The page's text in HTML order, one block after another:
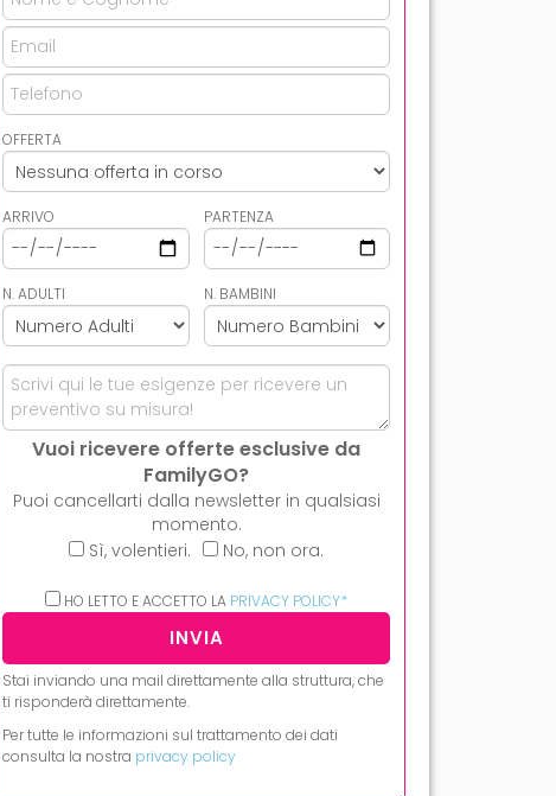
OFFERTA
ARRIVO PARTENZA
N. ADULTI N. BAMBINI
Vuoi ricevere offerte esclusive da
FamilyGO?
Puoi cancellarti dalla newsletter in qualsiasi
momento.
Sì, volentieri.
No, non ora.
HO LETTO E ACCETTO LA PRIVACY POLICY*
Stai inviando una mail direttamente alla struttura, che
ti risponderà direttamente.
Per tutte le informazioni sul trattamento dei dati
consulta la nostra privacy policy